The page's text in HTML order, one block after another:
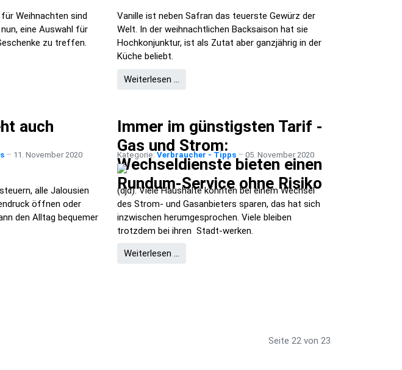
Weihnachten sind
eine Auswahl für
zu treffen.
Vanille ist neben Safran das teuerste Gewürz der
Welt. In der weihnachtlichen Backsaison hat sie
Hochkonjunktur, ist als Zutat aber ganzjährig in der
Küche beliebt.
Weiterlesen …
auch
11. November 2020
alle Jalousien
öffnen oder
den Alltag bequemer
Immer im günstigsten Tarif -
Gas und Strom:
Wechseldienste bieten einen
Rundum-Service ohne Risiko
Kategorie: Verbraucher - Tipps 05. November 2020
(djd). Viele Haushalte könnten bei einem Wechsel
des Strom- und Gasanbieters sparen, das hat sich
inzwischen herumgesprochen. Viele bleiben
trotzdem bei ihren Stadt-werken.
Weiterlesen …
Seite 22 von 23